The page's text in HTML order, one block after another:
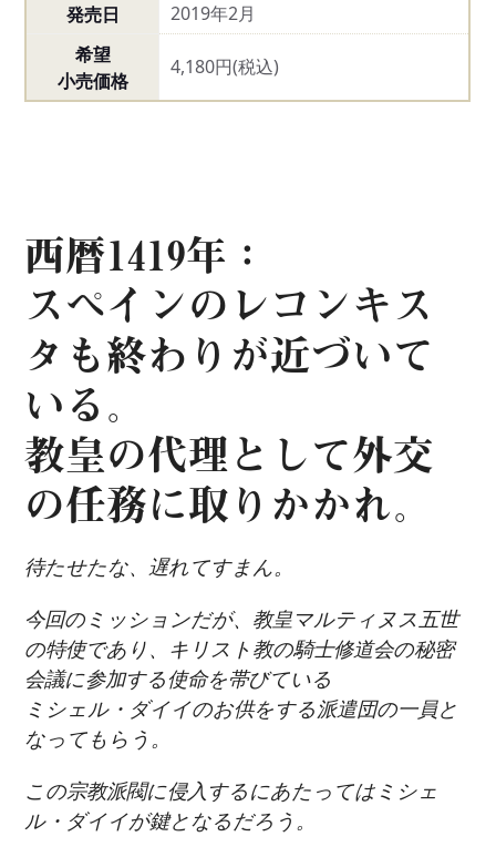
発売日
2019年2月
希望
小売価格
4,180円(税込)
西暦1419年：
スペインのレコンキス
タも終わりが近づいて
いる。
教皇の代理として外交
の任務に取りかかれ。
待たせたな、遅れてすまん。
今回のミッションだが、教皇マルティヌス五世
の特使であり、キリスト教の騎士修道会の秘密
会議に参加する使命を帯びている
ミシェル・ダイイのお供をする派遣団の一員と
なってもらう。
この宗教派閥に侵入するにあたってはミシェ
ル・ダイイが鍵となるだろう。